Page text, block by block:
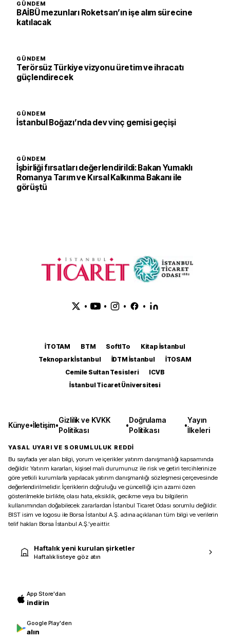
GÜNDEM
BAİBÜ mezunları Roketsan’ın işe alım sürecine
katılacak
GÜNDEM
Terörsüz Türkiye vizyonu üretim ve ihracatı
güçlendirecek
GÜNDEM
İstanbul Boğazı’nda dev vinç gemisi geçişi
GÜNDEM
İşbirliği fırsatları değerlendirildi: Bakan Yumaklı
Romanya Tarım ve Kırsal Kalkınma Bakanı ile
görüştü
• • • •
İTOTAM BTM SoftITo
Kitap İstanbul
Teknopark İstanbul
İDTM İstanbul
İTOSAM
Cemile Sultan Tesisleri
ICVB
İstanbul Ticaret Üniversitesi
Künye•İletişim•
Gizlilik ve KVKK
Politikası
•
Doğrulama
Politikası
•
Yayın
İlkeleri
YASAL UYARI VE SORUMLULUK REDDİ
Bu sayfada yer alan bilgi, yorum ve içerikler yatırım danışmanlığı kapsamında
değildir. Yatırım kararları, kişisel mali durumunuz ile risk ve getiri tercihlerinize
göre yetkili kurumlarla yapılacak yatırım danışmanlığı sözleşmesi çerçevesinde
değerlendirilmelidir. İçeriklerin doğruluğu ve güncelliği için azami özen
gösterilmekle birlikte, olası hata, eksiklik, gecikme veya bu bilgilerin
kullanımından doğabilecek zararlardan İstanbul Ticaret Odası sorumlu değildir.
BIST isim ve logosu ile Borsa İstanbul A.Ş. adına açıklanan tüm bilgi ve verilerin
telif hakları Borsa İstanbul A.Ş.’ye aittir.
Haftalık yeni kurulan şirketler
Haftalık listeye göz atın
App Store'dan
indirin
Google Play'den
alın